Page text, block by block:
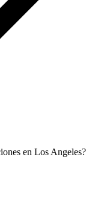
en Los Angeles?